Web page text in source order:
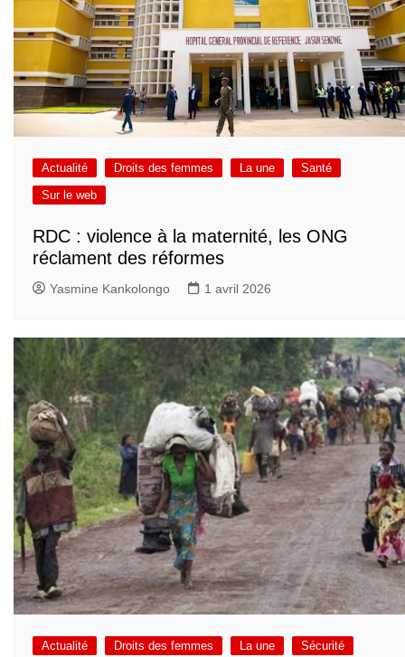
Actualité Droits des femmes La une
Santé
Sur le web
RDC : violence à la maternité, les ONG
réclament des réformes
Yasmine Kankolongo 1 avril 2026
Actualité Droits des femmes La une
Sécurité